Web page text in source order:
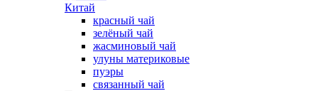
Китай
красный чай
зелёный чай
жасминовый чай
улуны материковые
пуэры
связанный чай